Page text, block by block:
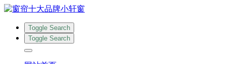
Toggle Search
Toggle Search